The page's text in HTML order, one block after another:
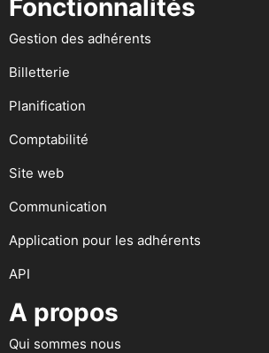
Fonctionnalités
Gestion des adhérents
Billetterie
Planification
Comptabilité
Site web
Communication
Application pour les adhérents
API
A propos
Qui sommes nous